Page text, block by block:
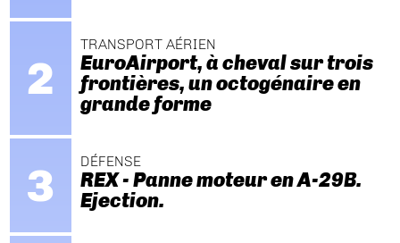
TRANSPORT AÉRIEN
EuroAirport, à cheval sur trois
frontières, un octogénaire en
grande forme
DÉFENSE
REX - Panne moteur en A-29B.
Ejection.